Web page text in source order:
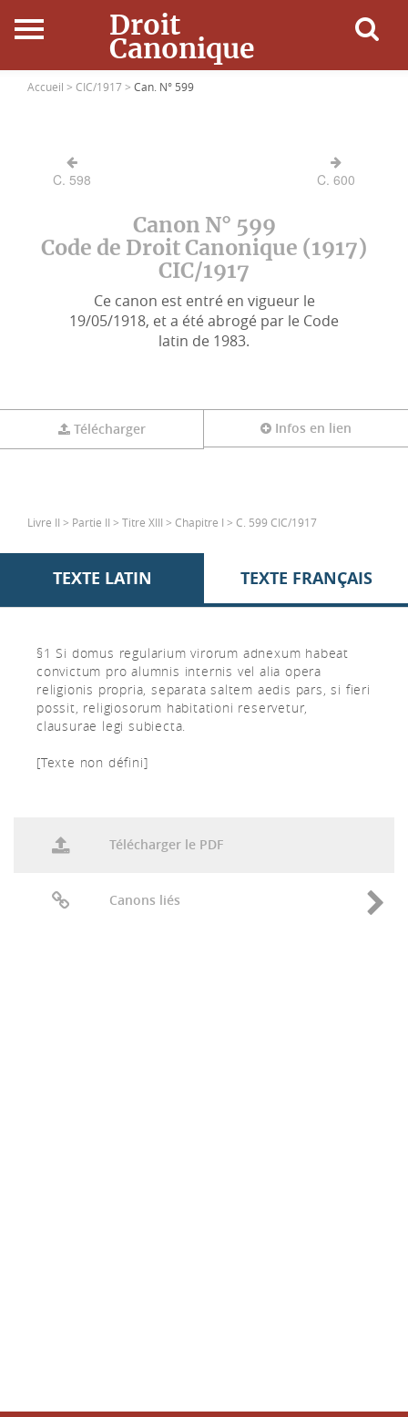
Droit
Canonique
Accueil
Ressources
Accueil > CIC/1917 > Can. N° 599
C. 598 C. 600
Canon N° 599
Code de Droit Canonique (1917)
CIC/1917
Ce canon est entré en vigueur le
19/05/1918, et a été abrogé par le Code
latin de 1983.
Télécharger Infos en lien
Livre II > Partie II > Titre XIII > Chapitre I > C. 599 CIC/1917
TEXTE LATIN TEXTE FRANÇAIS
§1 Si domus regularium virorum adnexum habeat
convictum pro alumnis internis vel alia opera
religionis propria, separata saltem aedis pars, si fieri
possit, religiosorum habitationi reservetur,
clausurae legi subiecta.
[Texte non défini]
Télécharger le PDF
Canons liés